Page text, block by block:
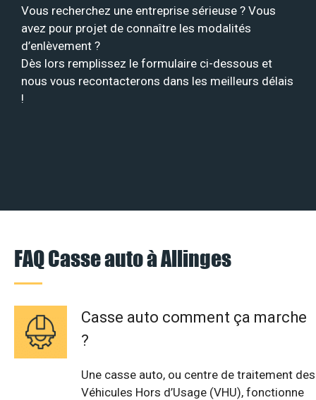
Vous recherchez une entreprise sérieuse ? Vous
avez pour projet de connaître les modalités
d’enlèvement ?
Dès lors remplissez le formulaire ci-dessous et
nous vous recontacterons dans les meilleurs délais
!
FAQ Casse auto à Allinges
Casse auto comment ça marche
?
Une casse auto, ou centre de traitement des
Véhicules Hors d’Usage (VHU), fonctionne